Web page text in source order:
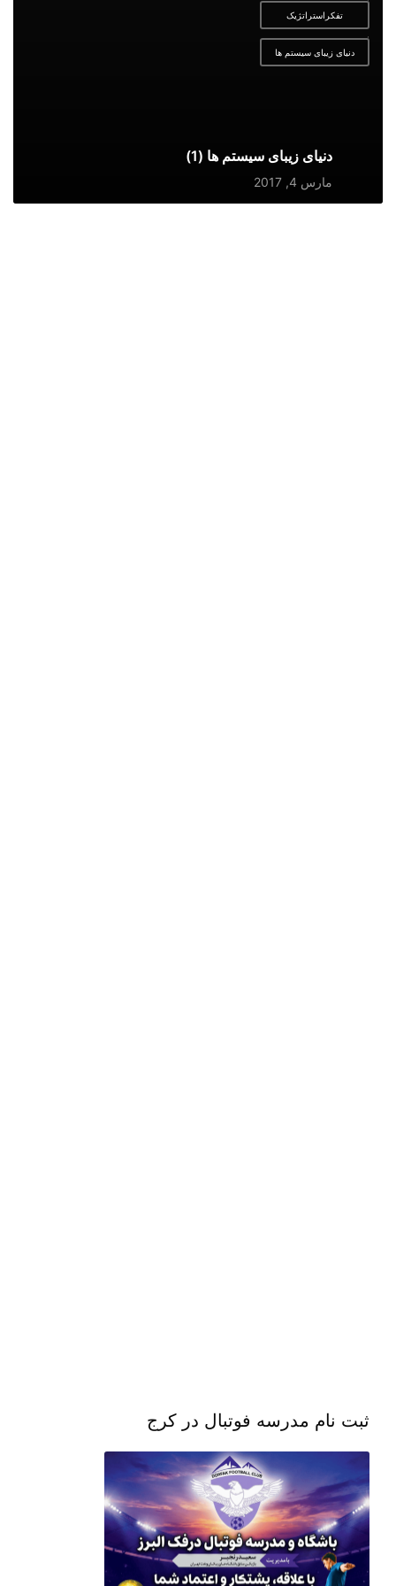
تفکراستراتژیک
دنیای زیبای سیستم ها
دنیای زیبای سیستم ها (1)
مارس 4, 2017
ثبت نام مدرسه فوتبال در کرج